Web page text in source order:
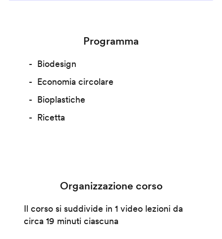
Programma
Biodesign
Economia circolare
Bioplastiche
Ricetta
Organizzazione corso
Il corso si suddivide in 1 video lezioni da
circa 19 minuti ciascuna